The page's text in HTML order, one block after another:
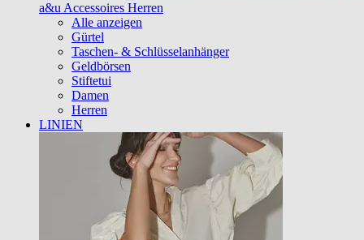
a&u Accessoires Herren
Alle anzeigen
Gürtel
Taschen- & Schlüsselanhänger
Geldbörsen
Stiftetui
Damen
Herren
LINIEN